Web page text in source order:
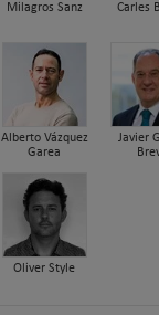
Milagros Sanz Carles
Alberto Vázquez
Garea
Javier
Oliver Style